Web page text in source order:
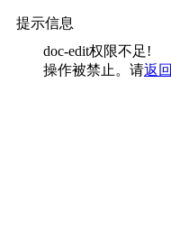
提示信息
doc-edit权限不足!
操作被禁止。请返回